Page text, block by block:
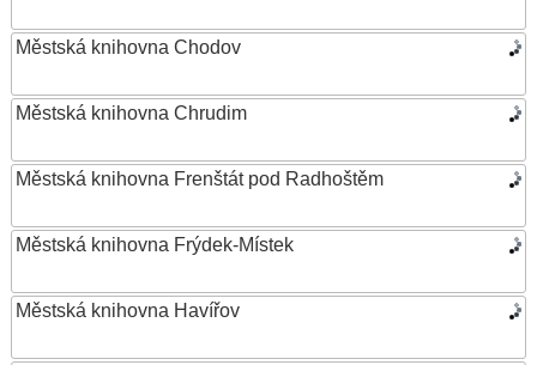
Městská knihovna Chodov
Městská knihovna Chrudim
Městská knihovna Frenštát pod Radhoštěm
Městská knihovna Frýdek-Místek
Městská knihovna Havířov